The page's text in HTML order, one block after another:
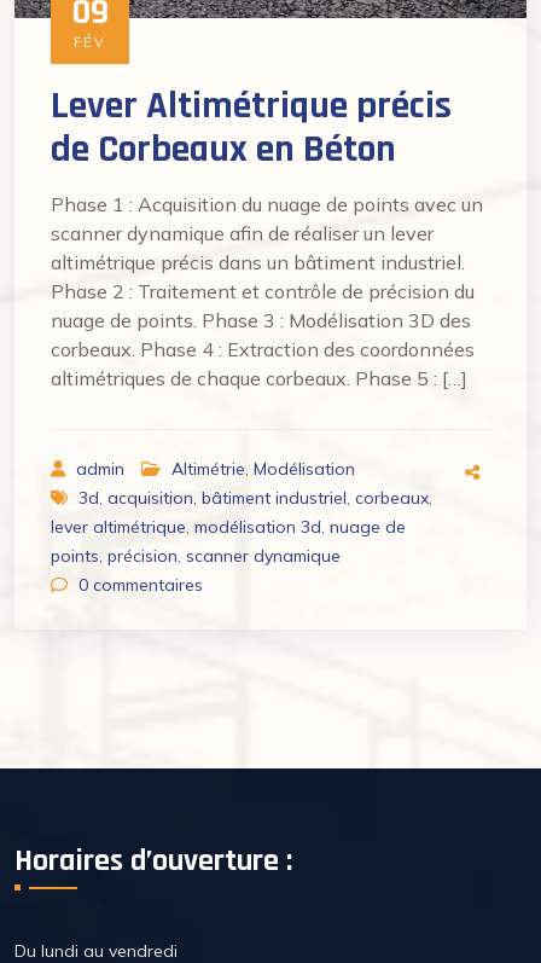
09
FÉV
Lever Altimétrique précis
de Corbeaux en Béton
Phase 1 : Acquisition du nuage de points avec un
scanner dynamique afin de réaliser un lever
altimétrique précis dans un bâtiment industriel.
Phase 2 : Traitement et contrôle de précision du
nuage de points. Phase 3 : Modélisation 3D des
corbeaux. Phase 4 : Extraction des coordonnées
altimétriques de chaque corbeaux. Phase 5 : […]
admin Altimétrie, Modélisation
3d, acquisition, bâtiment industriel, corbeaux,
lever altimétrique, modélisation 3d, nuage de
points, précision, scanner dynamique
0 commentaires
Horaires d’ouverture :
Du lundi au vendredi